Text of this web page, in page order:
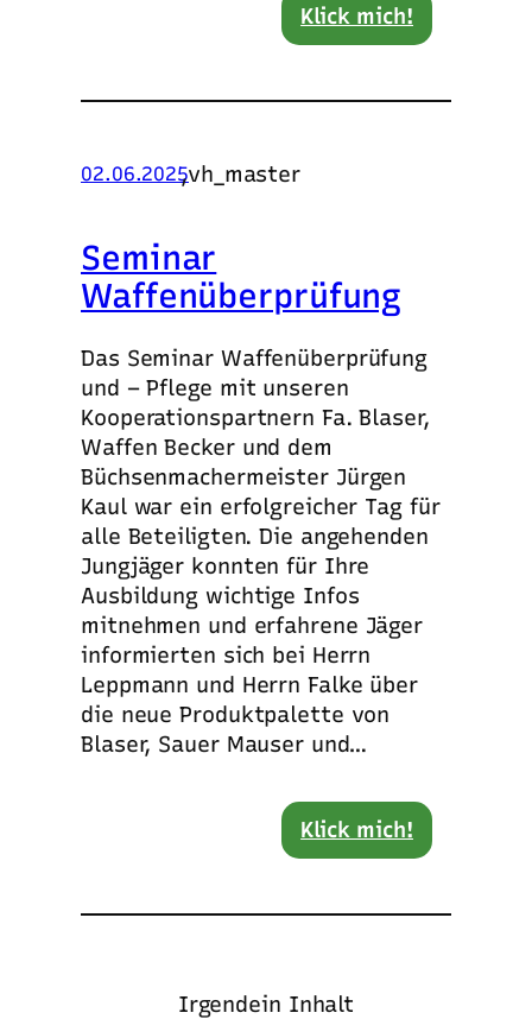
Klick mich!
02.06.2025
,vh_master
Seminar
Waffenüberprüfung
Das Seminar Waffenüberprüfung
und – Pflege mit unseren
Kooperationspartnern Fa. Blaser,
Waffen Becker und dem
Büchsenmachermeister Jürgen
Kaul war ein erfolgreicher Tag für
alle Beteiligten. Die angehenden
Jungjäger konnten für Ihre
Ausbildung wichtige Infos
mitnehmen und erfahrene Jäger
informierten sich bei Herrn
Leppmann und Herrn Falke über
die neue Produktpalette von
Blaser, Sauer Mauser und…
Klick mich!
Irgendein Inhalt